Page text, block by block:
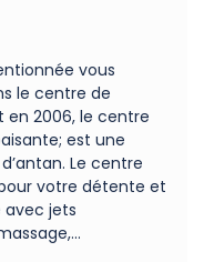
vous
le centre de
en 2006, le centre
est une
Le centre
votre détente et
avec jets